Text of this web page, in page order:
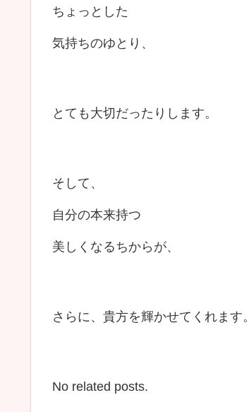
ちょっとした
気持ちのゆとり、
とても大切だったりします。
そして、
自分の本来持つ
美しくなるちからが、
さらに、貴方を輝かせてくれます。
No related posts.